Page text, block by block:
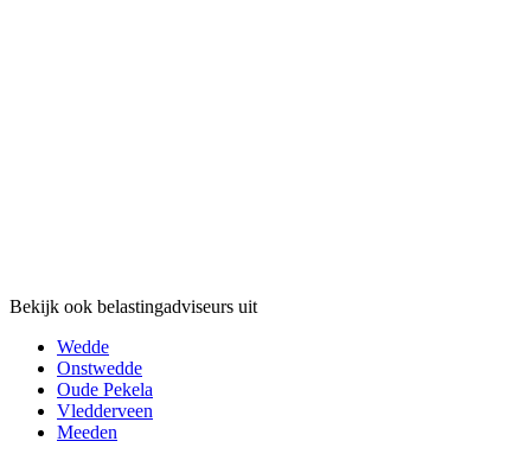
Bekijk ook belastingadviseurs uit
Wedde
Onstwedde
Oude Pekela
Vledderveen
Meeden